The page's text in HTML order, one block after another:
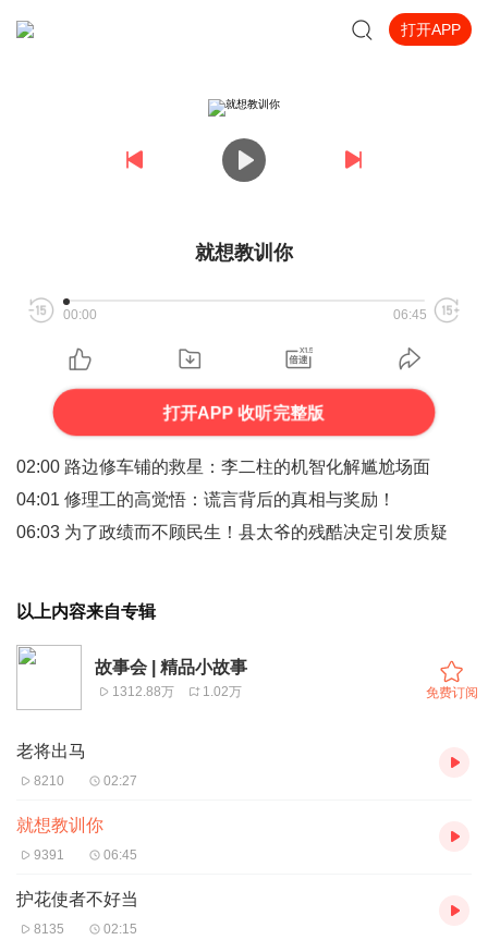
打开APP
就想教训你
00:00 06:45
打开APP 收听完整版
02:00 路边修车铺的救星：李二柱的机智化解尴尬场面
04:01 修理工的高觉悟：谎言背后的真相与奖励！
06:03 为了政绩而不顾民生！县太爷的残酷决定引发质疑
以上内容来自专辑
故事会 | 精品小故事
1312.88万 1.02万 免费订阅
老将出马
8210 02:27
就想教训你
9391 06:45
护花使者不好当
8135 02:15